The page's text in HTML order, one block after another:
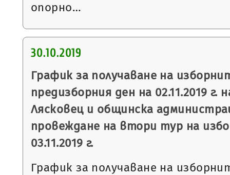
опорно…
30.10.2019
График за получаване на
предизборния ден на 02.11.2019
Лясковец и общинска
провеждане на втори тур на
03.11.2019 г.
График за получаване на